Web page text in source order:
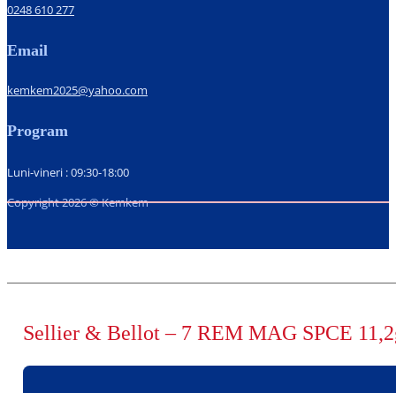
0248 610 277
Email
kemkem2025@yahoo.com
Program
Luni-vineri : 09:30-18:00
Copyright 2026 © Kemkem
Sellier & Bellot – 7 REM MAG SPCE